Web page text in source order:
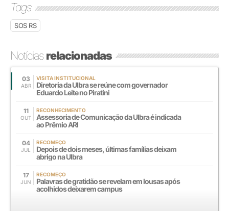
Tags
SOS RS
Notíciasrelacionadas
03
ABR
VISITA INSTITUCIONAL
Diretoria da Ulbra se reúne com governador
Eduardo Leite no Piratini
11
OUT
RECONHECIMENTO
Assessoria de Comunicação da Ulbra é indicada
ao Prêmio ARI
04
JUL
RECOMEÇO
Depois de dois meses, últimas famílias deixam
abrigo na Ulbra
17
JUN
RECOMEÇO
Palavras de gratidão se revelam em lousas após
acolhidos deixarem campus